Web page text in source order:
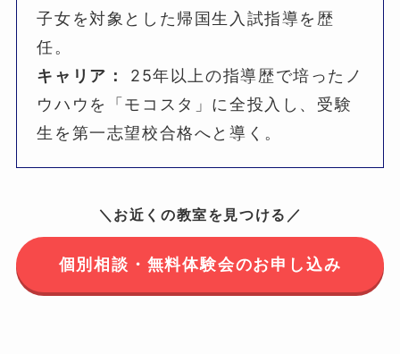
子女を対象とした帰国生入試指導を歴
任。
キャリア：
25年以上の指導歴で培ったノ
ウハウを「モコスタ」に全投入し、受験
生を第一志望校合格へと導く。
＼お近くの教室を見つける／
個別相談・無料体験会のお申し込み